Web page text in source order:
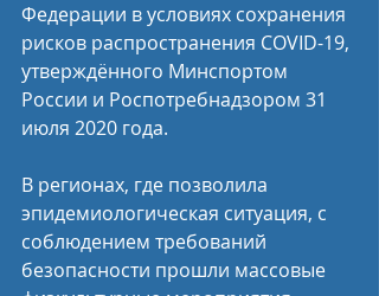
Федерации в условиях сохранения
рисков распространения COVID-19,
утверждённого Минспортом
России и Роспотребнадзором 31
июля 2020 года.
В регионах, где позволила
эпидемиологическая ситуация, с
соблюдением требований
безопасности прошли массовые